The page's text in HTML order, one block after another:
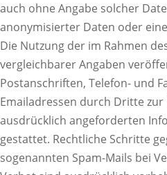
auch ohne Angabe solcher
anonymisierter Daten oder
Die Nutzung der im Rahmen
vergleichbarer Angaben
Postanschriften, Telefon- und
Emailadressen durch Dritte
ausdrücklich angeforderten
gestattet. Rechtliche Schritte
sogenannten Spam-Mails bei